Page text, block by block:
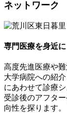
ネットワーク
専門医療を身近に
高度先進医療や
大学病院への紹
にあわせて診療
受診後のアフタ
向性を探ります。